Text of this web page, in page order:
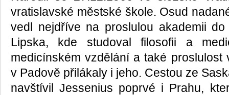
vratislavské městské škole. Osud
vedl nejdříve na proslulou akademii
Lipska, kde studoval filosofii a
medicínském vzdělání a také proslulost
v Padově přilákaly i jeho. Cestou ze
navštívil Jessenius poprvé i Prahu,